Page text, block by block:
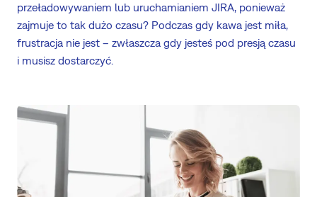
przeładowywaniem lub uruchamianiem JIRA, ponieważ
zajmuje to tak dużo czasu? Podczas gdy kawa jest miła,
frustracja nie jest – zwłaszcza gdy jesteś pod presją czasu
i musisz dostarczyć.